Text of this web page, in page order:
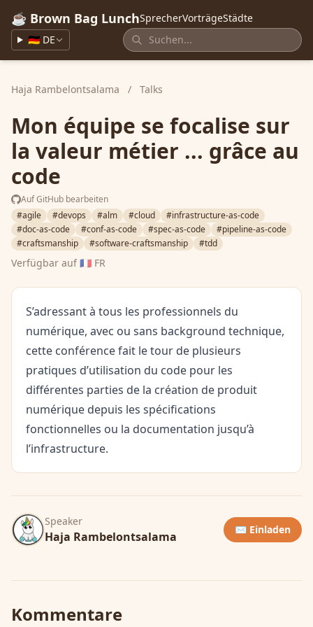
☕ Brown Bag LunchSprecherVorträgeStädte
🇩🇪 DE
Haja Rambelontsalama / Talks
Mon équipe se focalise sur
la valeur métier ... grâce au
code
Auf GitHub bearbeiten
#agile
#devops #alm #cloud
#infrastructure-as-code
#doc-as-code
#conf-as-code #spec-as-code
#pipeline-as-code
#craftsmanship
#software-craftsmanship #tdd
Verfügbar auf🇫🇷 FR
S’adressant à tous les professionnels du
numérique, avec ou sans background technique,
cette conférence fait le tour de plusieurs
pratiques d’utilisation du code pour les
différentes parties de la création de produit
numérique depuis les spécifications
fonctionnelles ou la documentation jusqu’à
l’infrastructure.
Speaker
Haja Rambelontsalama ✉️ Einladen
Kommentare